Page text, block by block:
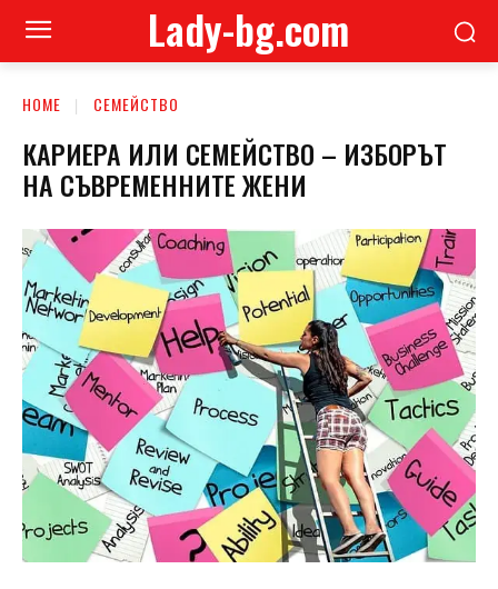
Lady-bg.com
HOME СЕМЕЙСТВО
КАРИЕРА ИЛИ СЕМЕЙСТВО – ИЗБОРЪТ
НА СЪВРЕМЕННИТЕ ЖЕНИ